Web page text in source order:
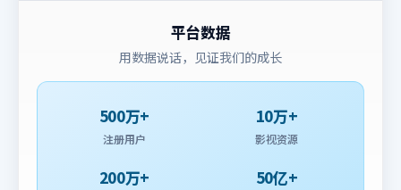
平台数据
用数据说话，见证我们的成长
500万+
注册用户
10万+
影视资源
200万+ 50亿+